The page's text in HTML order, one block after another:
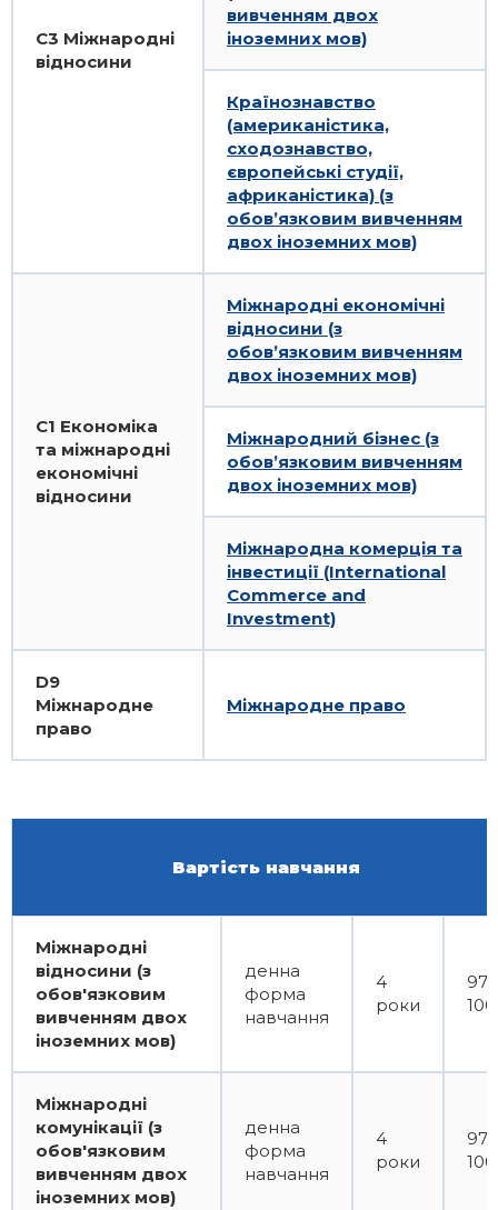
C3 Міжнародні
відносини
вивченням двох
іноземних мов)
Країнознавство
(американістика,
сходознавство,
європейські студії,
африканістика) (з
обов’язковим вивченням
двох іноземних мов)
C1 Економіка
та міжнародні
економічні
відносини
Міжнародні економічні
відносини (з
обов’язковим вивченням
двох іноземних мов)
Міжнародний бізнес (з
обов’язковим вивченням
двох іноземних мов)
Міжнародна комерція та
інвестиції (International
Commerce and
Investment)
D9
Міжнародне
право
Міжнародне право
Вартість навчання
Міжнародні
відносини (з
обов'язковим
вивченням двох
іноземних мов)
денна
форма
навчання
4
роки
97
100
Міжнародні
комунікації (з
обов'язковим
вивченням двох
іноземних мов)
денна
форма
навчання
4
роки
97
100